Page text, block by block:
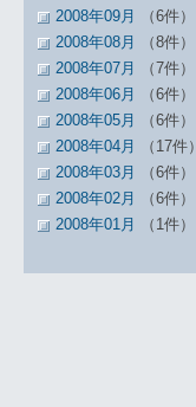
2008年09月
（6件）
2008年08月
（8件）
2008年07月
（7件）
2008年06月
（6件）
2008年05月
（6件）
2008年04月
（17件）
2008年03月
（6件）
2008年02月
（6件）
2008年01月
（1件）